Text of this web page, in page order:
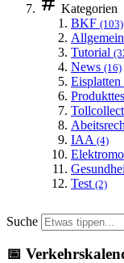
Kategorien
BKF (103)
Allgemein
Tutorial
News (16)
Eisplatten
Tollcollect
IAA (4)
Test (2)
Suche
📅